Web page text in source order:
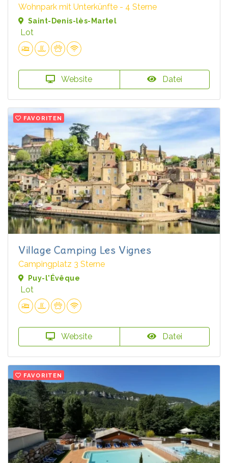
Wohnpark mit Unterkünfte - 4 Sterne
Saint-Denis-lès-Martel
Lot
Website Datei
FAVORITEN
Village Camping Les Vignes
Campingplatz 3 Sterne
Puy-l'Évêque
Lot
Website Datei
FAVORITEN